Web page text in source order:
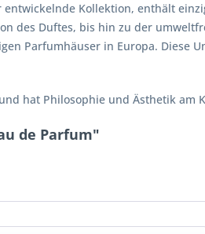
Kollektion, enthält
des Duftes, bis hin zu der
Parfumhäuser in Europa. Diese
hat Philosophie und Ästhetik
de Parfum"